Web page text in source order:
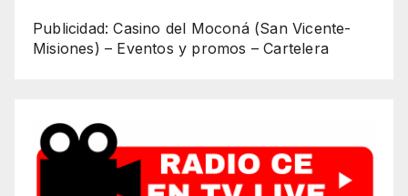
Publicidad: Casino del Moconá (San Vicente-
Misiones) – Eventos y promos – Cartelera